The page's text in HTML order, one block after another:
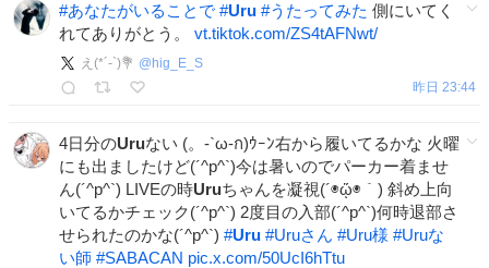
#あなたがいることで #Uru #うたってみた 側にいてく
れてありがとう。 vt.tiktok.com/ZS4tAFNwt/
え(*´-`)💐 @ hig_E_S
昨日 23:44
4日分のUruない (。-`ω-ก)ｳｰﾝ右から履いてるかな 火曜
にも出ましたけど(´^p^`)今は暑いのでパーカー着ませ
ん(´^p^`) LIVEの時Uruちゃんを凝視(´◉ᾥ◉｀) 斜め上向
いてるかチェック(´^p^`) 2度目の入部(´^p^`)何時退部さ
せられたのかな(´^p^`) #Uru #Uruさん #Uru様 #Uruな
い師 #SABACAN pic.x.com/50UcI6hTtu